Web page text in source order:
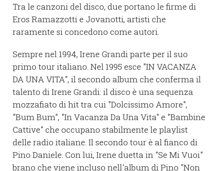
Tra le canzoni del disco, due portano le firme di
Eros Ramazzotti e Jovanotti, artisti che
raramente si concedono come autori.
Sempre nel 1994, Irene Grandi parte per il suo
primo tour italiano. Nel 1995 esce "IN VACANZA
DA UNA VITA", il secondo album che conferma il
talento di Irene Grandi: il disco è una sequenza
mozzafiato di hit tra cui "Dolcissimo Amore",
"Bum Bum", "In Vacanza Da Una Vita" e "Bambine
Cattive" che occupano stabilmente le playlist
delle radio italiane. Il secondo tour è al fianco di
Pino Daniele. Con lui, Irene duetta in "Se Mi Vuoi"
brano che viene incluso nell'album di Pino "Non